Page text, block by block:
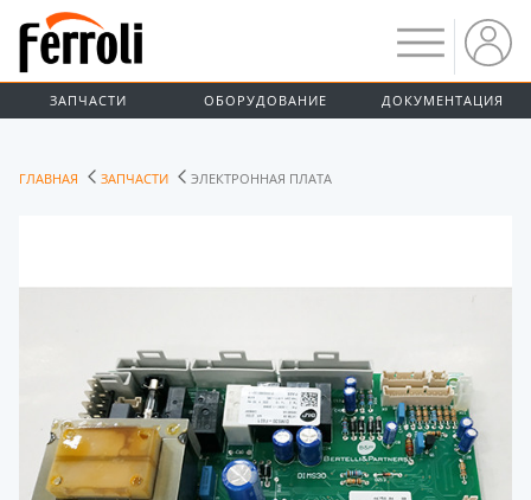
ЗАПЧАСТИ ОБОРУДОВАНИЕ ДОКУМЕНТАЦИЯ
ГЛАВНАЯ ЗАПЧАСТИ ЭЛЕКТРОННАЯ ПЛАТА